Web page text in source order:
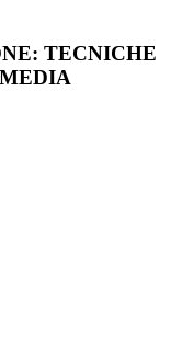
TECNICHE